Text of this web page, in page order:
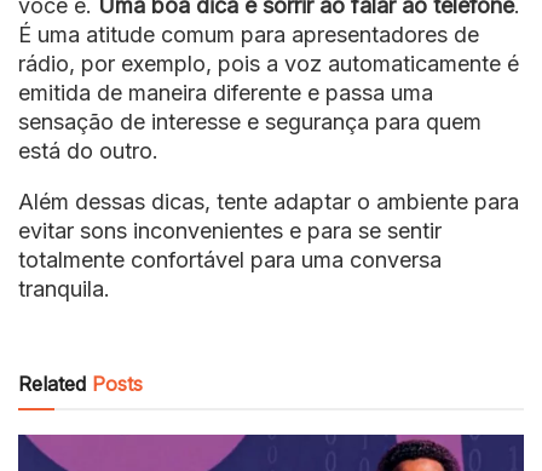
você é. Uma boa dica é sorrir ao falar ao telefone.
É uma atitude comum para apresentadores de
rádio, por exemplo, pois a voz automaticamente é
emitida de maneira diferente e passa uma
sensação de interesse e segurança para quem
está do outro.
Além dessas dicas, tente adaptar o ambiente para
evitar sons inconvenientes e para se sentir
totalmente confortável para uma conversa
tranquila.
Related Posts